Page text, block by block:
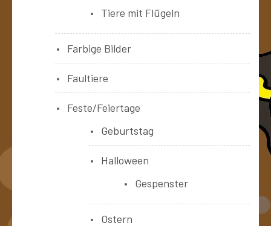
Tiere mit Flügeln
Farbige Bilder
Faultiere
Feste/Feiertage
Geburtstag
Halloween
Gespenster
Ostern